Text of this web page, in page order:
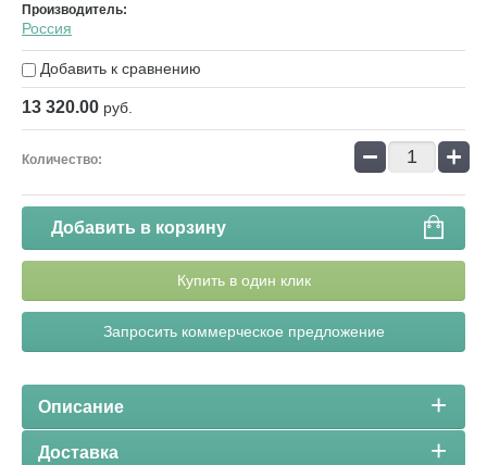
Производитель:
Россия
Добавить к сравнению
13 320.00 руб.
Количество: − +
Добавить в корзину
Купить в один клик
Запросить коммерческое предложение
Описание
Доставка